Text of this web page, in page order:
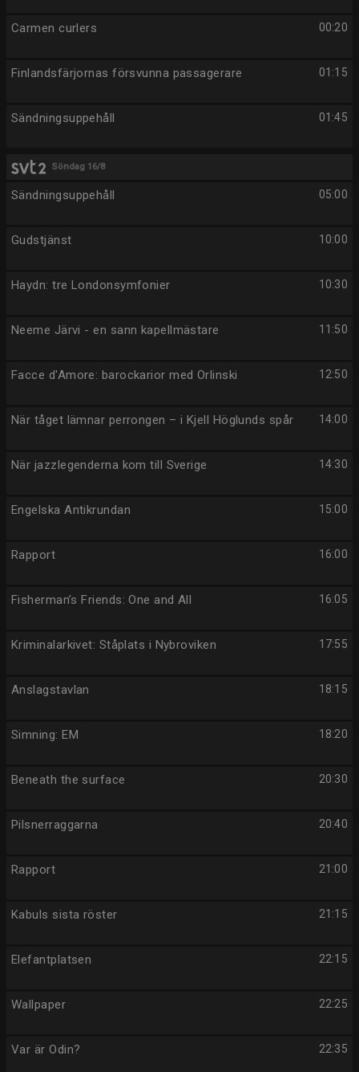
00:20
Carmen curlers
01:15
Finlandsfärjornas försvunna passagerare
01:45
Sändningsuppehåll
Söndag 16/8
05:00
Sändningsuppehåll
10:00
Gudstjänst
10:30
Haydn: tre Londonsymfonier
11:50
Neeme Järvi - en sann kapellmästare
12:50
Facce d'Amore: barockarior med Orlinski
14:00
När tåget lämnar perrongen – i Kjell Höglunds spår
14:30
När jazzlegenderna kom till Sverige
15:00
Engelska Antikrundan
16:00
Rapport
16:05
Fisherman’s Friends: One and All
17:55
Kriminalarkivet: Ståplats i Nybroviken
18:15
Anslagstavlan
18:20
Simning: EM
20:30
Beneath the surface
20:40
Pilsnerraggarna
21:00
Rapport
21:15
Kabuls sista röster
22:15
Elefantplatsen
22:25
Wallpaper
22:35
Var är Odin?